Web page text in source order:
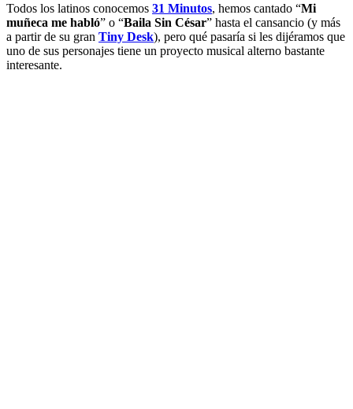
Todos los latinos conocemos 31 Minutos, hemos cantado “Mi
muñeca me habló” o “Baila Sin César” hasta el cansancio (y más
a partir de su gran Tiny Desk), pero qué pasaría si les dijéramos que
uno de sus personajes tiene un proyecto musical alterno bastante
interesante.